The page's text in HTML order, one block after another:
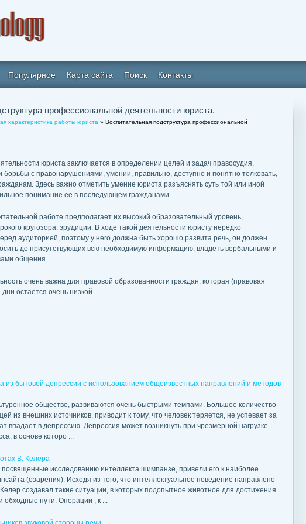
Популярное Карта сайта Поиск Контакты
профессиональной деятельности юриста.
характеристика работы юриста » Воспитательная подструктура профессиональной
юриста заключается в определении целей и задач правосудия,
борьбы с правонарушениями, умении, правильно, доступно и понятно толковать,
Здесь важно отметить умение юриста разъяснять суть той или иной
понимание её в последующем гражданами.
работе предполагает их высокий образовательный уровень,
кругозора, эрудиции. В ходе такой деятельности юристу нередко
аудиторией, поэтому у него должна быть хорошо развита речь, он должен
до присутствующих всю необходимую информацию, владеть вербальными и
общения.
очень важна для правовой образованности граждан, которая (правовая
остаётся очень низкой.
из бытовой депрессии с использованием общеизвестных направлений и методов
общество, развиваются очень быстрыми темпами. Большое количество
из внешних источников, приводит к тому, что человек теряется, не успевает за
впадает в депрессию. Депрессия может возникнуть при чрезмерной нагрузке
в основе которо ...
В. Келера
исследованию интеллекта шимпанзе, привели его к наиболее
(озарения). Исходя из того, что интеллектуальное поведение направлено
создавал такие ситуации, в которых подопытное животное для достижения
пути. Операции , к ...